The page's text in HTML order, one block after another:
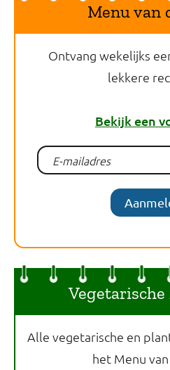
Menu van
Ontvang wekelijks
lekkere
Bekijk een
Alle vegetarische en
het Menu